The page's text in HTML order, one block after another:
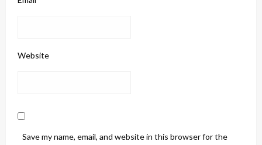
Website
Save my name, email, and website in this browser for the